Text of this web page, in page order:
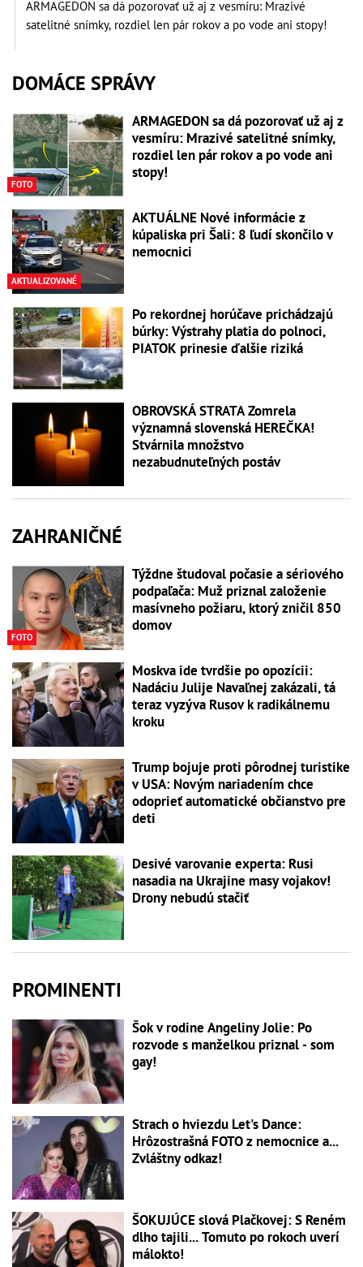
ARMAGEDON sa dá pozorovať už aj z vesmíru: Mrazivé
satelitné snímky, rozdiel len pár rokov a po vode ani stopy!
DOMÁCE SPRÁVY
FOTO
ARMAGEDON sa dá pozorovať už aj z
vesmíru: Mrazivé satelitné snímky,
rozdiel len pár rokov a po vode ani
stopy!
AKTUALIZOVANÉ
AKTUÁLNE Nové informácie z
kúpaliska pri Šali: 8 ľudí skončilo v
nemocnici
Po rekordnej horúčave prichádzajú
búrky: Výstrahy platia do polnoci,
PIATOK prinesie ďalšie riziká
OBROVSKÁ STRATA Zomrela
významná slovenská HEREČKA!
Stvárnila množstvo
nezabudnuteľných postáv
ZAHRANIČNÉ
FOTO
Týždne študoval počasie a sériového
podpaľača: Muž priznal založenie
masívneho požiaru, ktorý zničil 850
domov
Moskva ide tvrdšie po opozícii:
Nadáciu Julije Navaľnej zakázali, tá
teraz vyzýva Rusov k radikálnemu
kroku
Trump bojuje proti pôrodnej turistike
v USA: Novým nariadením chce
odoprieť automatické občianstvo pre
deti
Desivé varovanie experta: Rusi
nasadia na Ukrajine masy vojakov!
Drony nebudú stačiť
PROMINENTI
Šok v rodine Angeliny Jolie: Po
rozvode s manželkou priznal - som
gay!
Strach o hviezdu Let's Dance:
Hrôzostrašná FOTO z nemocnice a...
Zvláštny odkaz!
ŠOKUJÚCE slová Plačkovej: S Reném
dlho tajili... Tomuto po rokoch uverí
málokto!